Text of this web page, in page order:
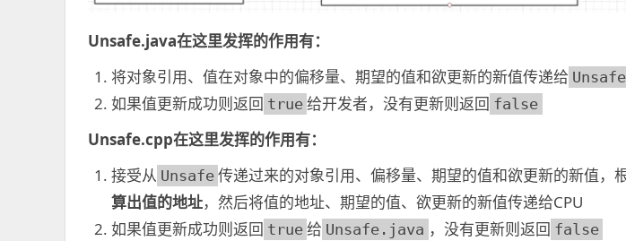
Unsafe.java在这里发挥的作用有：
将对象引用、值在对象中的偏移量、期望的值和欲更新的新值传递给
如果值更新成功则返回 true 给开发者，没有更新则返回 false
Unsafe.cpp在这里发挥的作用有：
接受从 Unsafe 传递过来的对象引用、偏移量、期望的值和欲更新的新值，
算出值的地址，然后将值的地址、期望的值、欲更新的新值传递给CPU
如果值更新成功则返回 true 给 Unsafe.java ，没有更新则返回 false